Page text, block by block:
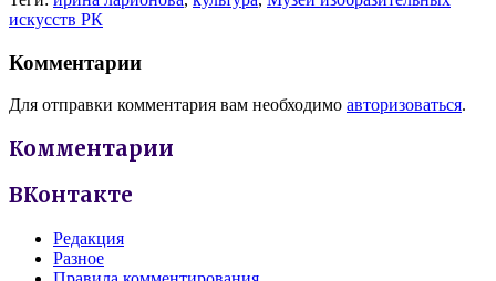
искусств РК
Комментарии
Для отправки комментария вам необходимо авторизоваться.
Комментарии
ВКонтакте
Редакция
Разное